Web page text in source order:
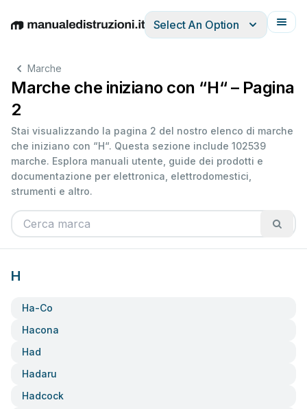
EnglishDeutschEspañolItalianoFrançais
Select An Option
Marche
Marche che iniziano con “H“ – Pagina
2
Stai visualizzando la pagina 2 del nostro elenco di marche
che iniziano con “H“. Questa sezione include 102539
marche. Esplora manuali utente, guide dei prodotti e
documentazione per elettronica, elettrodomestici,
strumenti e altro.
H
Ha-Co
Hacona
Had
Hadaru
Hadcock